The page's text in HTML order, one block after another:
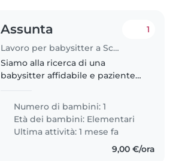
Assunta
Lavoro per babysitter a Scafati
1
Siamo alla ricerca di una
babysitter affidabile e paziente
che ha ADHD e ritardo globale
dello sviluppo. Il nostro bambino
è energico, amichevole..
Numero di bambini: 1
Età dei bambini: Elementari
Ultima attività: 1 mese fa
9,00 €/ora